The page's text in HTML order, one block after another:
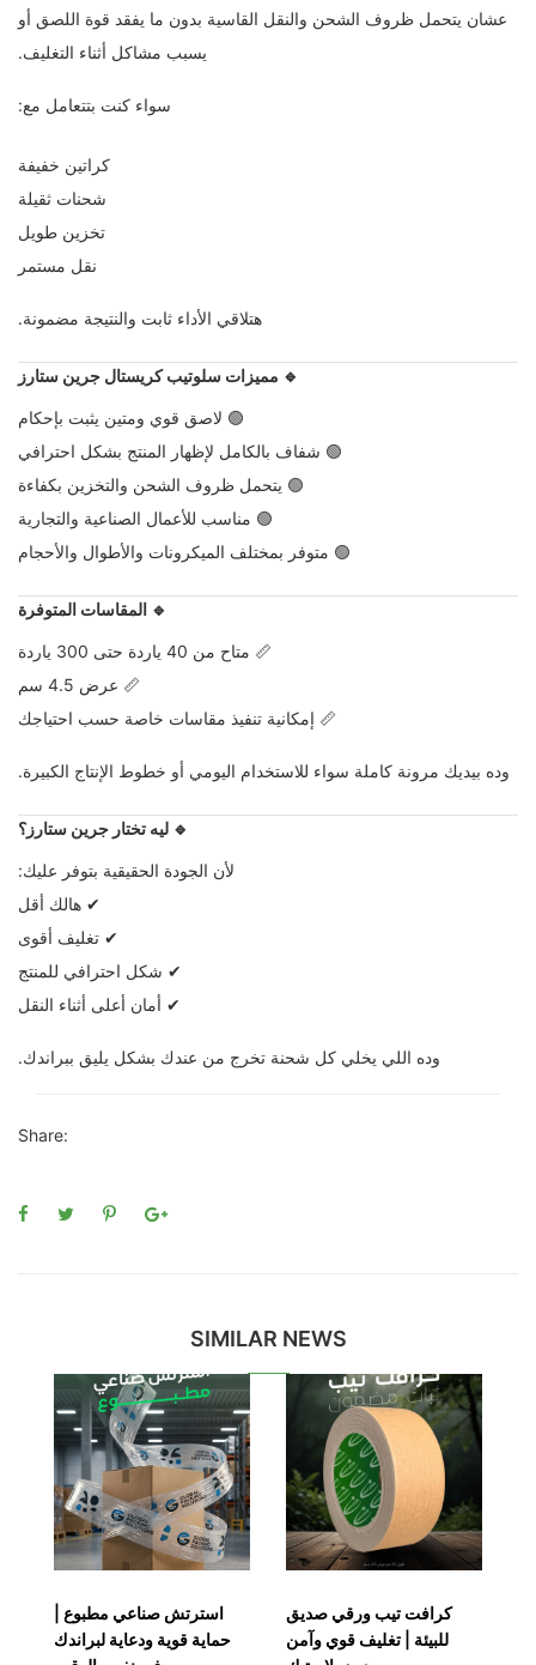
عشان يتحمل ظروف الشحن والنقل القاسية بدون ما يفقد قوة اللصق أو
يسبب مشاكل أثناء التغليف.
سواء كنت بتتعامل مع:
كراتين خفيفة
شحنات ثقيلة
تخزين طويل
نقل مستمر
هتلاقي الأداء ثابت والنتيجة مضمونة.
🔹 مميزات سلوتيب كريستال جرين ستارز
🟢 لاصق قوي ومتين يثبت بإحكام
🟢 شفاف بالكامل لإظهار المنتج بشكل احترافي
🟢 يتحمل ظروف الشحن والتخزين بكفاءة
🟢 مناسب للأعمال الصناعية والتجارية
🟢 متوفر بمختلف الميكرونات والأطوال والأحجام
🔹 المقاسات المتوفرة
📏 متاح من 40 ياردة حتى 300 ياردة
📏 عرض 4.5 سم
📏 إمكانية تنفيذ مقاسات خاصة حسب احتياجك
وده بيديك مرونة كاملة سواء للاستخدام اليومي أو خطوط الإنتاج الكبيرة.
🔹 ليه تختار جرين ستارز؟
لأن الجودة الحقيقية بتوفر عليك:
✔ هالك أقل
✔ تغليف أقوى
✔ شكل احترافي للمنتج
✔ أمان أعلى أثناء النقل
وده اللي يخلي كل شحنة تخرج من عندك بشكل يليق ببراندك.
Share:
SIMILAR NEWS
استرتش صناعي مطبوع |
حماية قوية ودعاية لبراندك
كرافت تيب ورقي صديق
للبيئة | تغليف قوي وآمن